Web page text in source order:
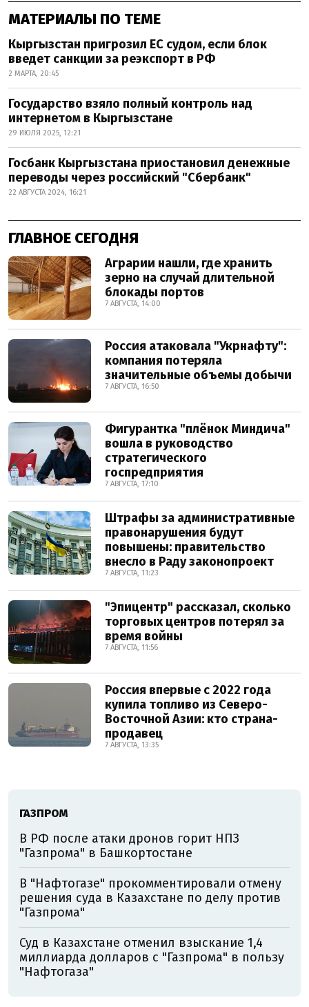
МАТЕРИАЛЫ ПО ТЕМЕ
Кыргызстан пригрозил ЕС судом, если блок
введет санкции за реэкспорт в РФ
2 МАРТА, 20:45
Государство взяло полный контроль над
интернетом в Кыргызстане
29 ИЮЛЯ 2025, 12:21
Госбанк Кыргызстана приостановил денежные
переводы через российский "Сбербанк"
22 АВГУСТА 2024, 16:21
ГЛАВНОЕ СЕГОДНЯ
Аграрии нашли, где хранить
зерно на случай длительной
блокады портов
7 АВГУСТА, 14:00
Россия атаковала "Укрнафту":
компания потеряла
значительные объемы добычи
7 АВГУСТА, 16:50
Фигурантка "плёнок Миндича"
вошла в руководство
стратегического
госпредприятия
7 АВГУСТА, 17:10
Штрафы за административные
правонарушения будут
повышены: правительство
внесло в Раду законопроект
7 АВГУСТА, 11:23
"Эпицентр" рассказал, сколько
торговых центров потерял за
время войны
7 АВГУСТА, 11:56
Россия впервые с 2022 года
купила топливо из Северо-
Восточной Азии: кто страна-
продавец
7 АВГУСТА, 13:35
ГАЗПРОМ
В РФ после атаки дронов горит НПЗ
"Газпрома" в Башкортостане
В "Нафтогазе" прокомментировали отмену
решения суда в Казахстане по делу против
"Газпрома"
Суд в Казахстане отменил взыскание 1,4
миллиарда долларов с "Газпрома" в пользу
"Нафтогаза"